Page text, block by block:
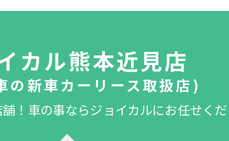
カル熊本近見店
の新車カーリース取扱店)
！ 車の事ならジョイカルにお任せくだ